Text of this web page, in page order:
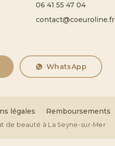
06 41 55 47 04
contact@coeuroline.fr
WhatsApp
légales Remboursements
de beauté à La Seyne-sur-Mer